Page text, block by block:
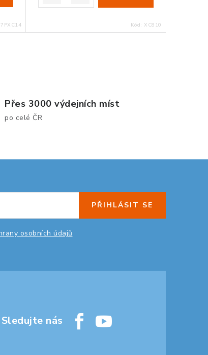
Kód: XC810
Přes 3000 výdejních míst
po celé ČR
osobních údajů
PŘIHLÁSIT SE